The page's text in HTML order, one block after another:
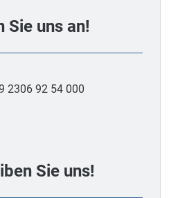
Sie uns an!
2306 92 54 000
Sie uns!